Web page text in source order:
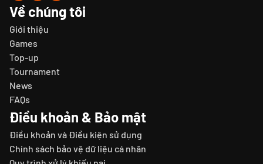
Về chúng tôi
Giới thiệu
Games
Top-up
Tournament
News
FAQs
Điều khoản & Bảo mật
Điều khoản và Điều kiện sử dụng
Chính sách bảo vệ dữ liệu cá nhân